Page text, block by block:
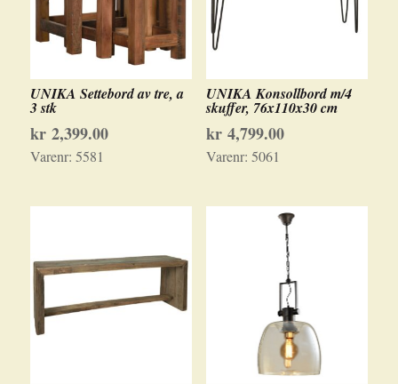
UNIKA Settebord av tre, a
3 stk
kr2,399.00
Varenr: 5581
UNIKA Konsollbord m/4
skuffer, 76x110x30 cm
kr4,799.00
Varenr: 5061